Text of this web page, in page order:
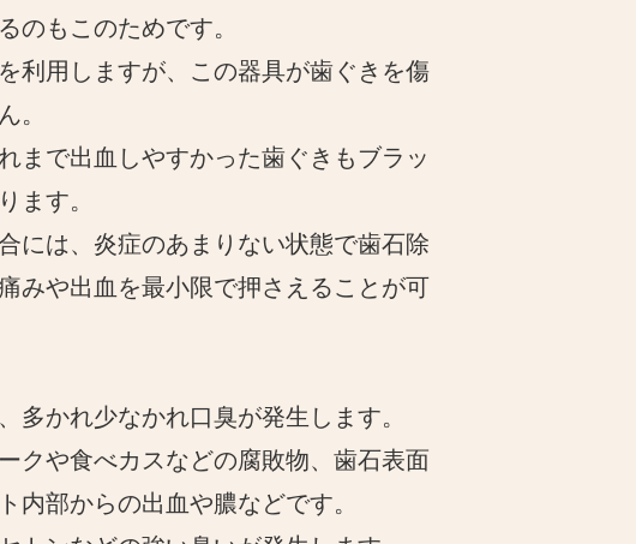
のもこのためです。
利用しますが、この器具が歯ぐきを傷
。
まで出血しやすかった歯ぐきもブラッ
ます。
には、炎症のあまりない状態で歯石除
みや出血を最小限で押さえることが可
多かれ少なかれ口臭が発生します。
クや食べカスなどの腐敗物、歯石表面
内部からの出血や膿などです。